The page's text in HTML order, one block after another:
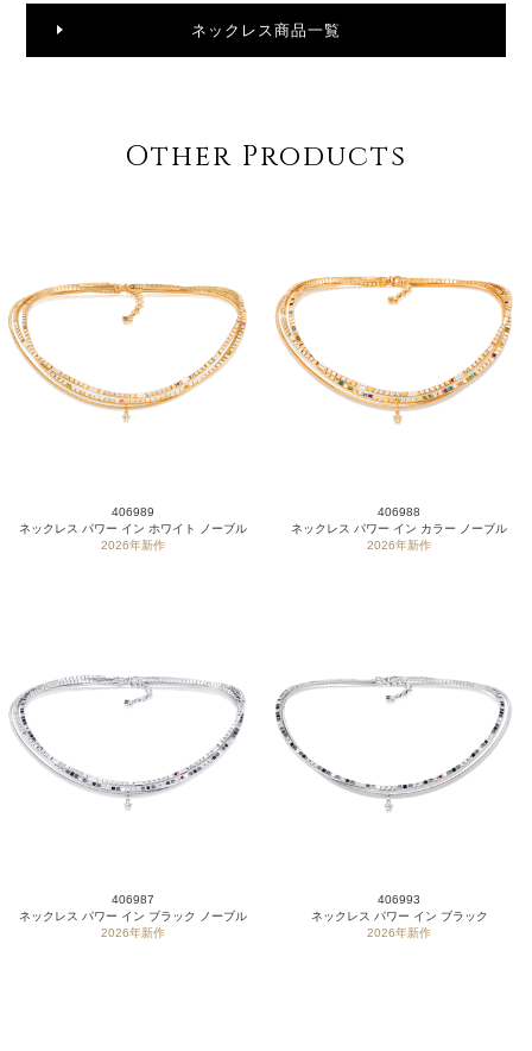
ネックレス商品一覧
Other Products
406989
ネックレス パワー イン ホワイト ノーブル
2026年新作
406988
ネックレス パワー イン カラー ノーブル
2026年新作
406987
ネックレス パワー イン ブラック ノーブル
2026年新作
406993
ネックレス パワー イン ブラック
2026年新作